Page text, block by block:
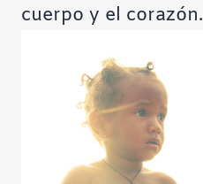
cuerpo y el corazón.